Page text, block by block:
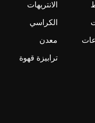
الانتريهات
الكراسي
معدن
ترابيزة قهوة